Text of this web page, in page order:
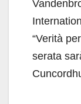
“Verità
serata